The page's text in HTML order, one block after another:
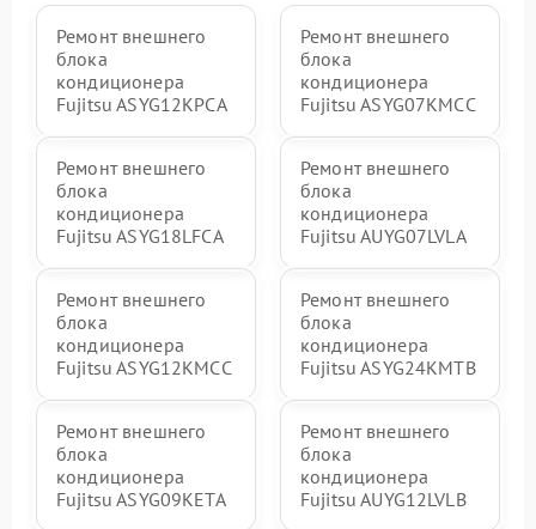
Ремонт внешнего
блока
кондиционера
Fujitsu ASYG12KPCA
Ремонт внешнего
блока
кондиционера
Fujitsu ASYG07KMCC
Ремонт внешнего
блока
кондиционера
Fujitsu ASYG18LFCA
Ремонт внешнего
блока
кондиционера
Fujitsu AUYG07LVLA
Ремонт внешнего
блока
кондиционера
Fujitsu ASYG12KMCC
Ремонт внешнего
блока
кондиционера
Fujitsu ASYG24KMTB
Ремонт внешнего
блока
кондиционера
Fujitsu ASYG09KETA
Ремонт внешнего
блока
кондиционера
Fujitsu AUYG12LVLB